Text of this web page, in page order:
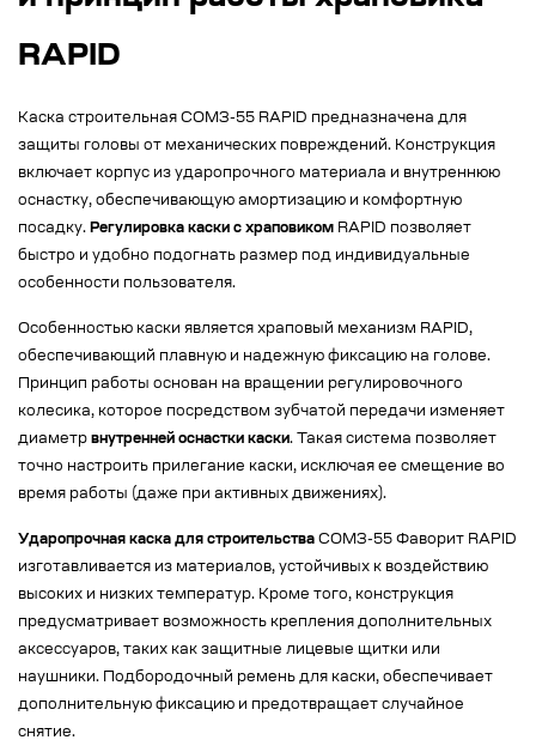
RAPID
Каска строительная СОМЗ-55 RAPID предназначена для
защиты головы от механических повреждений. Конструкция
включает корпус из ударопрочного материала и внутреннюю
оснастку, обеспечивающую амортизацию и комфортную
посадку. Регулировка каски с храповиком RAPID позволяет
быстро и удобно подогнать размер под индивидуальные
особенности пользователя.
Особенностью каски является храповый механизм RAPID,
обеспечивающий плавную и надежную фиксацию на голове.
Принцип работы основан на вращении регулировочного
колесика, которое посредством зубчатой передачи изменяет
диаметр внутренней оснастки каски. Такая система позволяет
точно настроить прилегание каски, исключая ее смещение во
время работы (даже при активных движениях).
Ударопрочная каска для строительства СОМЗ-55 Фаворит RAPID
изготавливается из материалов, устойчивых к воздействию
высоких и низких температур. Кроме того, конструкция
предусматривает возможность крепления дополнительных
аксессуаров, таких как защитные лицевые щитки или
наушники. Подбородочный ремень для каски, обеспечивает
дополнительную фиксацию и предотвращает случайное
снятие.